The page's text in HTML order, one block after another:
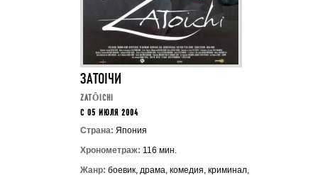
ЗАТОIЧИ
ZATÔICHI
C 05 ИЮЛЯ 2004
Страна: Япония
Хронометраж: 116 мин.
Жанр: боевик, драма, комедия, криминал,